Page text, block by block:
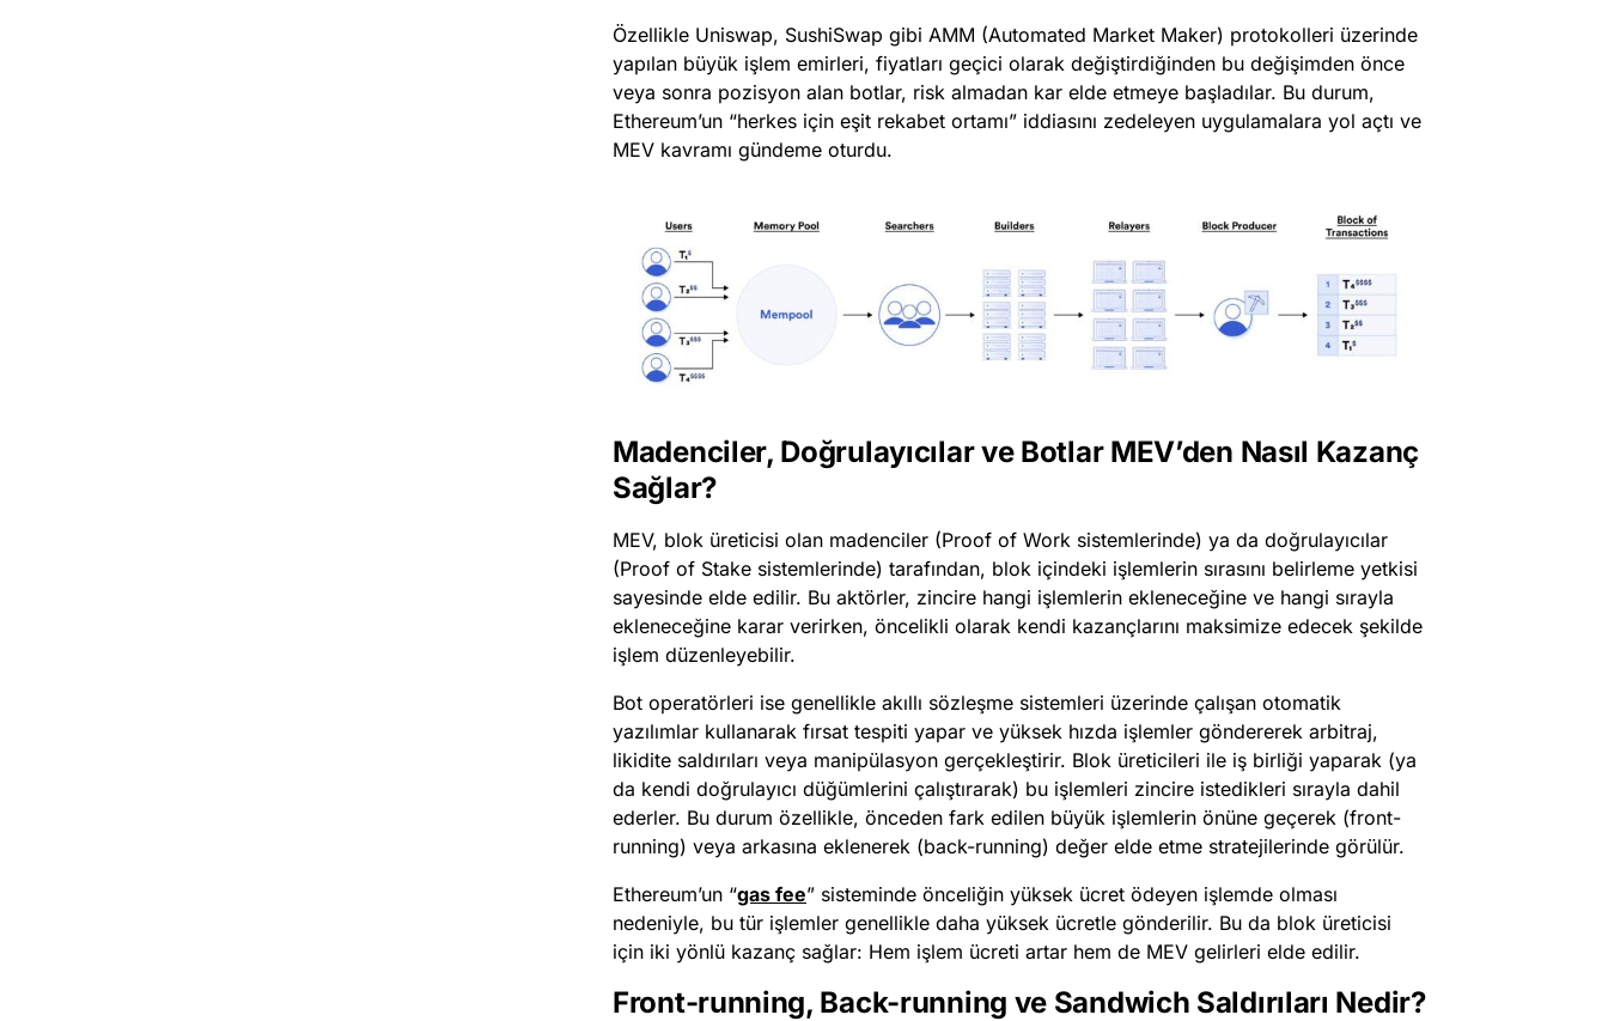
Özellikle Uniswap, SushiSwap gibi AMM (Automated Market Maker) protokolleri üzerinde
yapılan büyük işlem emirleri, fiyatları geçici olarak değiştirdiğinden bu değişimden önce
veya sonra pozisyon alan botlar, risk almadan kar elde etmeye başladılar. Bu durum,
Ethereum’un “herkes için eşit rekabet ortamı” iddiasını zedeleyen uygulamalara yol açtı ve
MEV kavramı gündeme oturdu.
Madenciler, Doğrulayıcılar ve Botlar MEV’den Nasıl Kazanç
Sağlar?
MEV, blok üreticisi olan madenciler (Proof of Work sistemlerinde) ya da doğrulayıcılar
(Proof of Stake sistemlerinde) tarafından, blok içindeki işlemlerin sırasını belirleme yetkisi
sayesinde elde edilir. Bu aktörler, zincire hangi işlemlerin ekleneceğine ve hangi sırayla
ekleneceğine karar verirken, öncelikli olarak kendi kazançlarını maksimize edecek şekilde
işlem düzenleyebilir.
Bot operatörleri ise genellikle akıllı sözleşme sistemleri üzerinde çalışan otomatik
yazılımlar kullanarak fırsat tespiti yapar ve yüksek hızda işlemler göndererek arbitraj,
likidite saldırıları veya manipülasyon gerçekleştirir. Blok üreticileri ile iş birliği yaparak (ya
da kendi doğrulayıcı düğümlerini çalıştırarak) bu işlemleri zincire istedikleri sırayla dahil
ederler. Bu durum özellikle, önceden fark edilen büyük işlemlerin önüne geçerek (front-
running) veya arkasına eklenerek (back-running) değer elde etme stratejilerinde görülür.
Ethereum’un “gas fee” sisteminde önceliğin yüksek ücret ödeyen işlemde olması
nedeniyle, bu tür işlemler genellikle daha yüksek ücretle gönderilir. Bu da blok üreticisi
için iki yönlü kazanç sağlar: Hem işlem ücreti artar hem de MEV gelirleri elde edilir.
Front-running, Back-running ve Sandwich Saldırıları Nedir?